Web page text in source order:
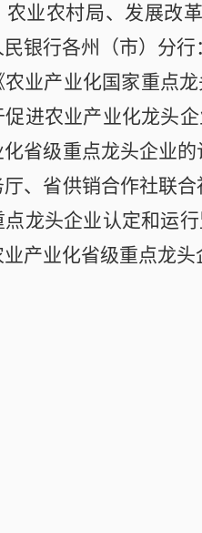
农业农村局、发展改
银行各州（市）分行
农业产业化国家重点
促进农业产业化龙头
省级重点龙头企业
厅、省供销合作社联
点龙头企业认定和运
业产业化省级重点龙